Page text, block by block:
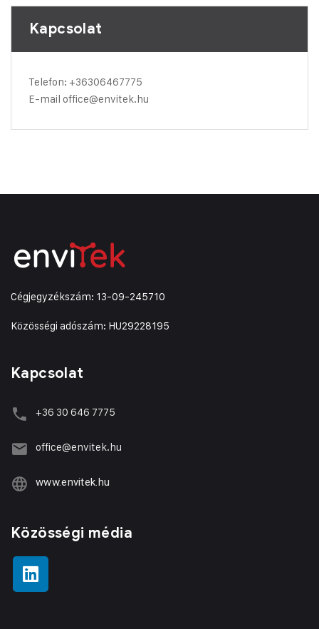
Kapcsolat
Telefon: +36306467775
E-mail office@envitek.hu
Cégjegyzékszám: 13-09-245710
Közösségi adószám: HU29228195
Kapcsolat
+36 30 646 7775
office@envitek.hu
www.envitek.hu
Közösségi média